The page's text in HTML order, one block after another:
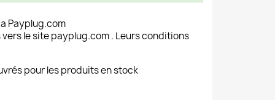
Payplug.com
le site payplug.com . Leurs conditions
pour les produits en stock